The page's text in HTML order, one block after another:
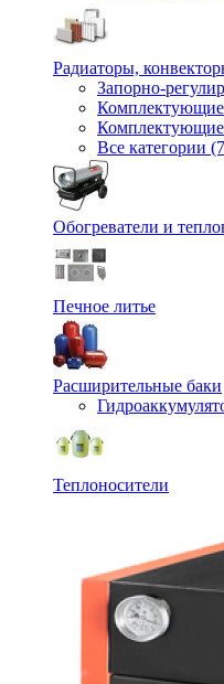
Радиаторы,
Запорно-
Комплектующие
Все категории
Обогреватели и
Печное литье
Расширительные баки
Теплоносители